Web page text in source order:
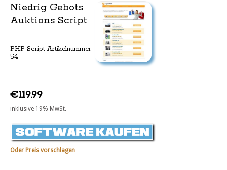
Niedrig Gebots
Auktions Script
PHP Script Artikelnummer
54
€119.99
inklusive 19% MwSt.
Oder Preis vorschlagen